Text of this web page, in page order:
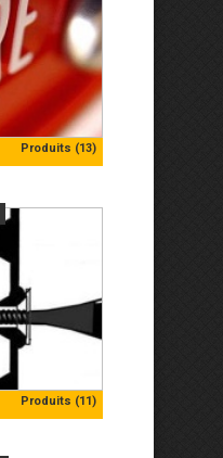
Produits (13)
Produits (11)